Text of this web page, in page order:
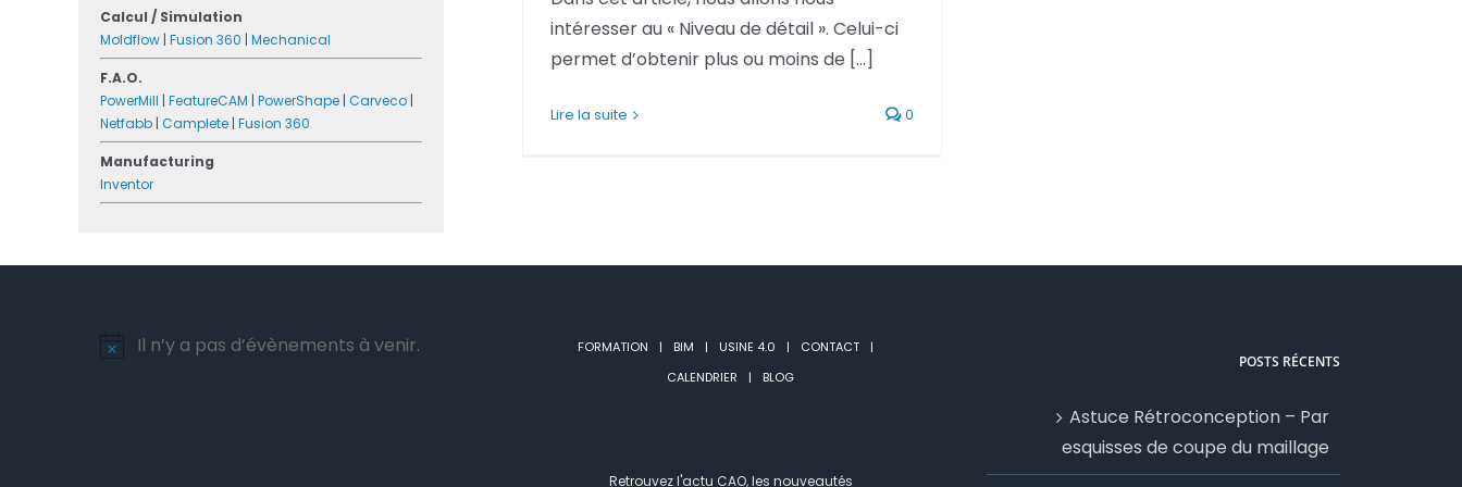
Netfabb Camplete
intéresser au « Niveau de détail ». Celui-ci
permet d’obtenir plus ou moins de [...]
Lire la suite 0
Calcul / Simulation
Moldflow | Fusion 360 | Mechanical
F.A.O.
PowerMill | FeatureCAM | PowerShape | Carveco |
Netfabb | Camplete | Fusion 360
Manufacturing
Inventor
Notice
Il n’y a pas d’évènements à venir. FORMATION BIM USINE 4.0
CONTACT
CALENDRIER
BLOG
Retrouvez l'actu CAO, les nouveautés
POSTS RÉCENTS
Astuce Rétroconception – Par
esquisses de coupe du maillage